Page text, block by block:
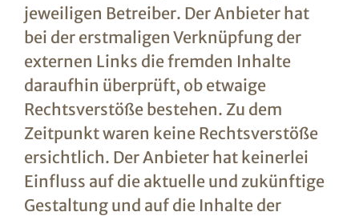
jeweiligen Betreiber. Der Anbieter hat
bei der erstmaligen Verknüpfung der
externen Links die fremden Inhalte
daraufhin überprüft, ob etwaige
Rechtsverstöße bestehen. Zu dem
Zeitpunkt waren keine Rechtsverstöße
ersichtlich. Der Anbieter hat keinerlei
Einfluss auf die aktuelle und zukünftige
Gestaltung und auf die Inhalte der